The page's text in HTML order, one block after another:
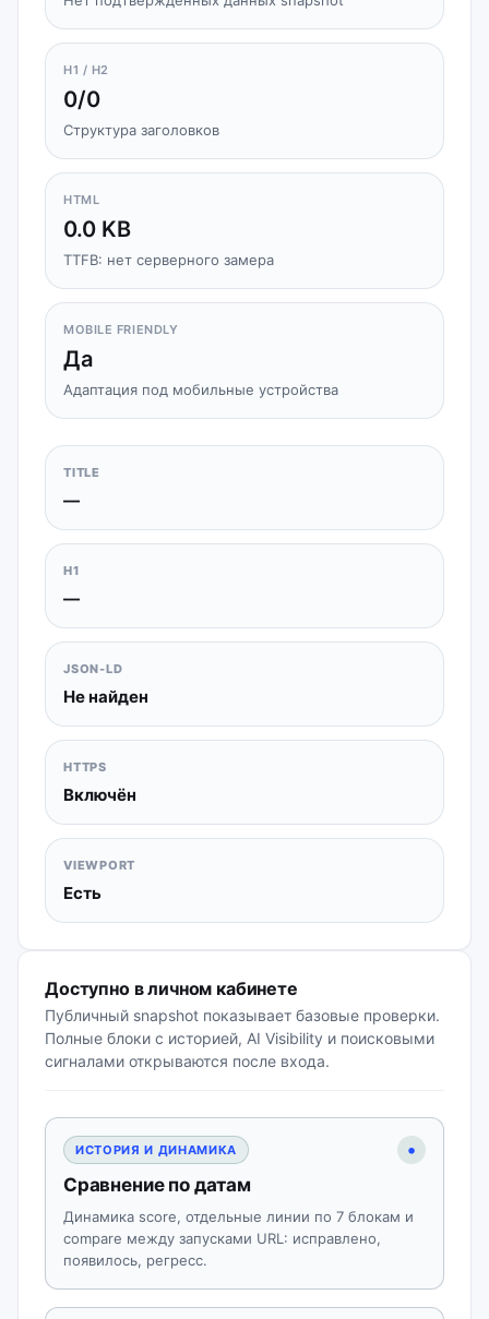
H1 / H2
0/0
Структура заголовков
HTML
0.0 KB
TTFB: нет серверного замера
MOBILE FRIENDLY
Да
Адаптация под мобильные устройства
TITLE
—
H1
—
JSON-LD
Не найден
HTTPS
Включён
VIEWPORT
Есть
Доступно в личном кабинете
Публичный snapshot показывает базовые проверки.
Полные блоки с историей, AI Visibility и поисковыми
сигналами открываются после входа.
ИСТОРИЯ И ДИНАМИКА •
Сравнение по датам
Динамика score, отдельные линии по 7 блокам и
compare между запусками URL: исправлено,
появилось, регресс.